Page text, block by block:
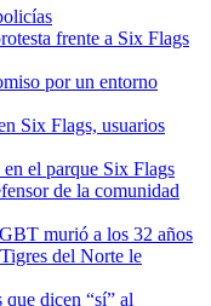
frente a Six Flags
por un entorno
Six Flags, usuarios
el parque Six Flags
de la comunidad
murió a los 32 años
del Norte le
dicen “sí” al